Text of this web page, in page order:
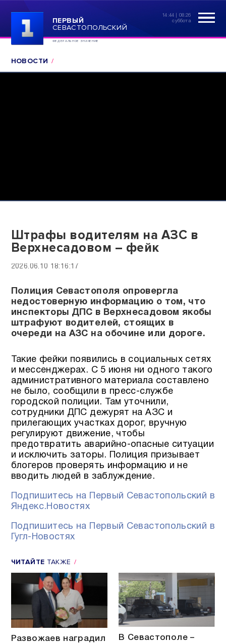
ПЕРВЫЙ
СЕВАСТОПОЛЬСКИЙ
ФЕДЕРАЛЬНОЕ ЗНАЧЕНИЕ
14:44 | 08.26
суббота
НОВОСТИ
Штрафы водителям на АЗС в
Верхнесадовом – фейк
2026.06.10 18:16:17
Полиция Севастополя опровергла
недостоверную информацию о том, что
инспекторы ДПС в Верхнесадовом якобы
штрафуют водителей, стоящих в
очереди на АЗС на обочине или дороге.
Такие фейки появились в социальных сетях
и мессенджерах. С 5 июня ни одного такого
административного материала составлено
не было, сообщили в пресс-службе
городской полиции. Там уточнили,
сотрудники ДПС дежурят на АЗС и
прилегающих участках дорог, вручную
регулируют движение, чтобы
предотвратить аварийно-опасные ситуации
и исключить заторы. Полиция призывает
блогеров проверять информацию и не
вводить людей в заблуждение.
Подпишитесь на Первый Севастопольский в
Яндекс.Новостях
Подпишитесь на Первый Севастопольский в
Гугл-Новостях
ЧИТАЙТЕ ТАКЖЕ
Развожаев наградил
В Севастополе –